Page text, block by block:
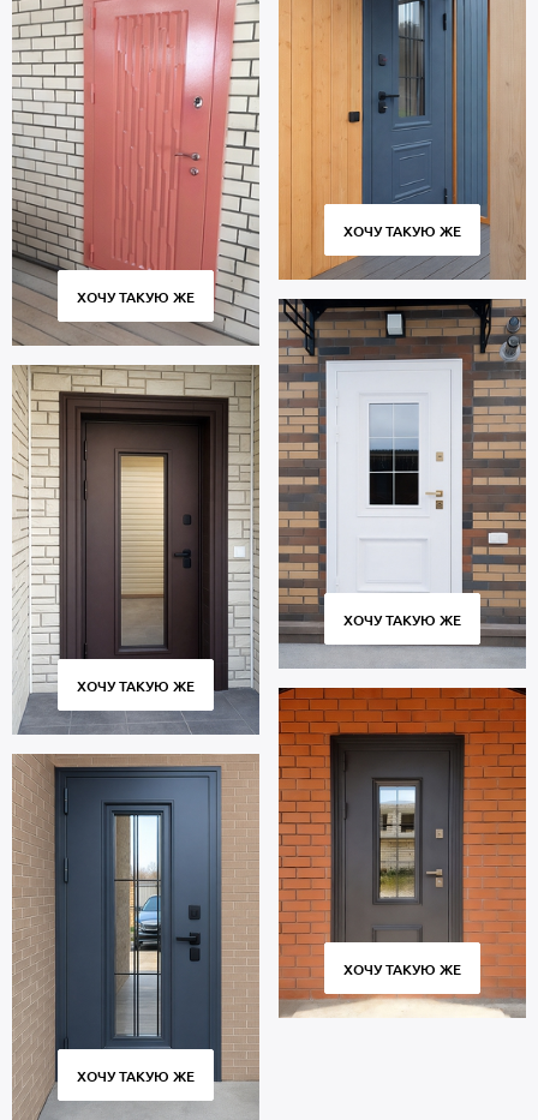
ХОЧУ ТАКУЮ ЖЕ
ХОЧУ ТАКУЮ ЖЕ
ХОЧУ ТАКУЮ ЖЕ
ХОЧУ ТАКУЮ ЖЕ
ХОЧУ ТАКУЮ ЖЕ
ХОЧУ ТАКУЮ ЖЕ